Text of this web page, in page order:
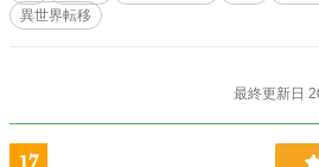
異世界転移
最終更新日